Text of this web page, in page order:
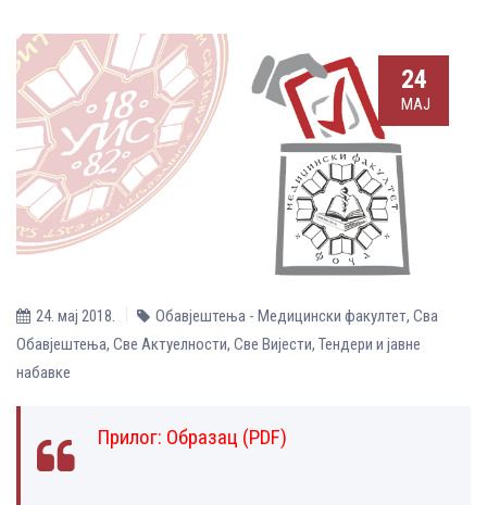
24
МАЈ
24. мај 2018. Обавјештења - Медицински факултет, Сва
Обавјештења, Све Aктуелности, Све Вијести, Тендери и јавне
набавке
Прилог: Образац (PDF)